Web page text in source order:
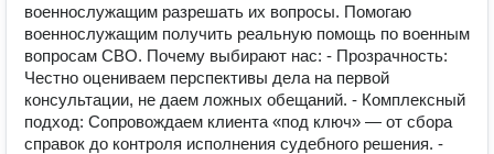
военнослужащим разрешать их вопросы. Помогаю
военнослужащим получить реальную помощь по военным
вопросам СВО. Почему выбирают нас: - Прозрачность:
Честно оцениваем перспективы дела на первой
консультации, не даем ложных обещаний. - Комплексный
подход: Сопровождаем клиента «под ключ» — от сбора
справок до контроля исполнения судебного решения. -